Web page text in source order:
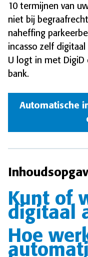
10 termijnen van
niet bij
naheffing
incasso zelf
U logt in met
bank.
Automatische
Kunt of
digitaal
Hoe